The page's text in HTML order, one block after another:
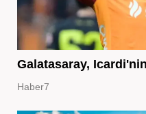
Galatasaray,
Haber7